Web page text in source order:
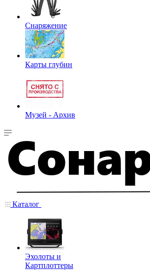
Снаряжение
Карты глубин
Музей - Архив
Каталог
Эхолоты и
Картплоттеры